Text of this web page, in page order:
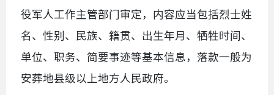
役军人工作主管部门审定，内容应当包括烈士姓
名、性别、民族、籍贯、出生年月、牺牲时间、
单位、职务、简要事迹等基本信息，落款一般为
安葬地县级以上地方人民政府。